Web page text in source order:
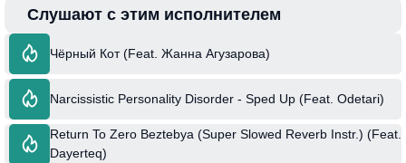
Слушают с этим исполнителем
Чёрный Кот (Feat. Жанна Агузарова)
Narcissistic Personality Disorder - Sped Up (Feat. Odetari)
Return To Zero Beztebya (Super Slowed Reverb Instr.) (Feat.
Dayerteq)